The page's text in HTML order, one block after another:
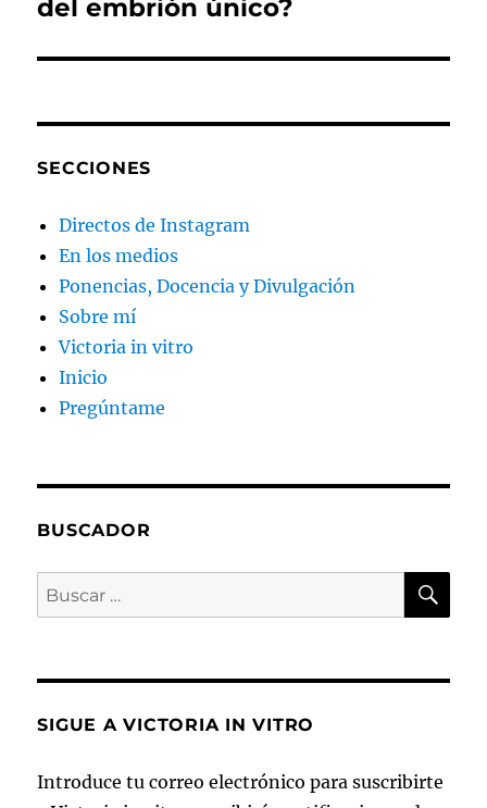
del embrión único?
SECCIONES
Directos de Instagram
En los medios
Ponencias, Docencia y Divulgación
Sobre mí
Victoria in vitro
Inicio
Pregúntame
BUSCADOR
Buscar
por:
SIGUE A VICTORIA IN VITRO
Introduce tu correo electrónico para suscribirte